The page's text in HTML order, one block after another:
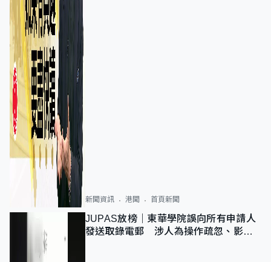
新聞資訊 港聞 首頁新聞
JUPAS放榜｜東華學院誤向所有申請人
發送取錄電郵 涉人為操作疏忽、影響